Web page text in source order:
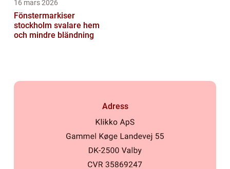
16 mars 2026
Fönstermarkiser
stockholm svalare hem
och mindre bländning
Adress